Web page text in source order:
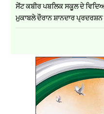
ਸੇਂਟ ਕਬੀਰ ਪਬਲਿਕ ਸਕੂਲ ਦੇ
ਮੁਕਾਬਲੇ ਦੌਰਾਨ ਸ਼ਾਨਦਾਰ ਪ੍ਰਦਰਸ਼ਨ